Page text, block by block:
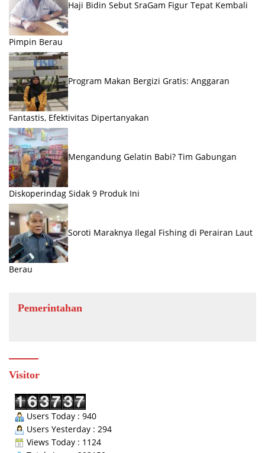
Haji Bidin Sebut SraGam Figur Tepat Kembali
Pimpin Berau
Program Makan Bergizi Gratis: Anggaran
Fantastis, Efektivitas Dipertanyakan
Mengandung Gelatin Babi? Tim Gabungan
Diskoperindag Sidak 9 Produk Ini
Soroti Maraknya Ilegal Fishing di Perairan Laut
Berau
Pemerintahan
Visitor
Users Today : 940
Users Yesterday : 294
Views Today : 1124